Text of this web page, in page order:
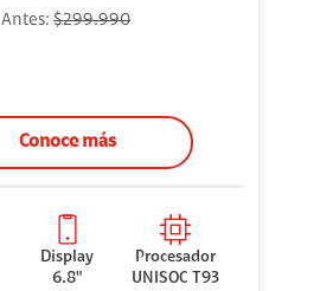
Antes: $299.990
Conoce más
Display
6.8"
Procesador
UNISOC T93